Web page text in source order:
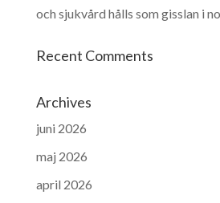
och sjukvård hålls som gisslan i
Recent Comments
Archives
juni 2026
maj 2026
april 2026